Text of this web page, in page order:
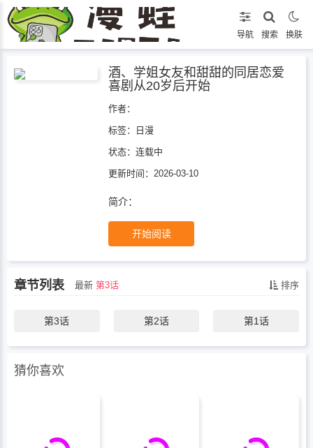
导航 搜索 换肤
酒、学姐女友和甜甜的同居恋爱
喜剧从20岁后开始
作者：
标签： 日漫
状态： 连载中
更新时间：2026-03-10
简介：
开始阅读
章节列表 最新 第3话 排序
第3话 第2话 第1话
猜你喜欢